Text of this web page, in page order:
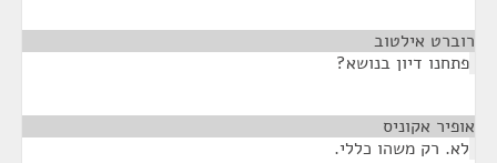
רוברט אילטוב
פתחנו דיון בנושא?
אופיר אקוניס
לא. רק משהו כללי.